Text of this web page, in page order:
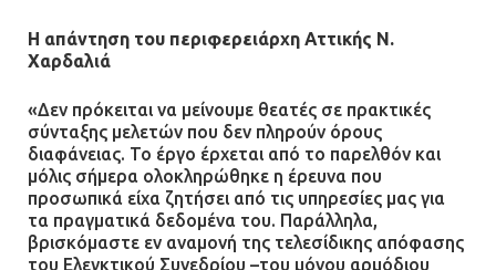
Η απάντηση του περιφερειάρχη Αττικής Ν.
Χαρδαλιά
«Δεν πρόκειται να μείνουμε θεατές σε πρακτικές
σύνταξης μελετών που δεν πληρούν όρους
διαφάνειας. Το έργο έρχεται από το παρελθόν και
μόλις σήμερα ολοκληρώθηκε η έρευνα που
προσωπικά είχα ζητήσει από τις υπηρεσίες μας για
τα πραγματικά δεδομένα του. Παράλληλα,
βρισκόμαστε εν αναμονή της τελεσίδικης απόφασης
του Ελεγκτικού Συνεδρίου –του μόνου αρμόδιου